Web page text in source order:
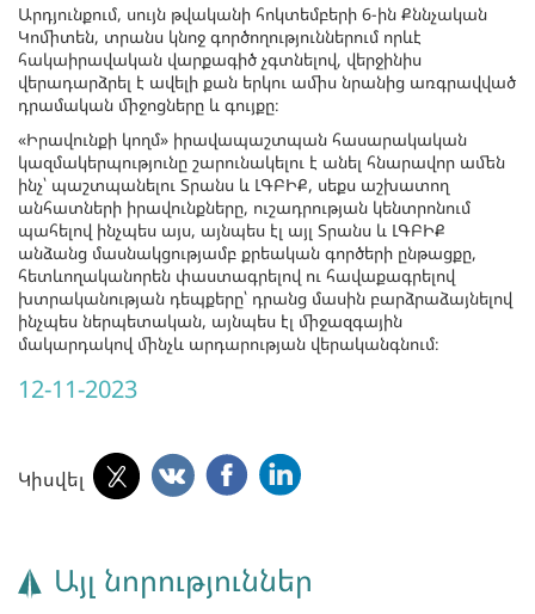
Արդյունքում, սույն թվականի հոկտեմբերի 6-ին Քննչական
Կոմիտեն, տրանս կնոջ գործողություններում որևէ
հակաիրավական վարքագիծ չգտնելով, վերջինիս
վերադարձրել է ավելի քան երկու ամիս նրանից առգրավված
դրամական միջոցները և գույքը։
«Իրավունքի կողմ» իրավապաշտպան հասարակական
կազմակերպությունը շարունակելու է անել հնարավոր ամեն
ինչ՝ պաշտպանելու Տրանս և ԼԳԲԻՔ, սեքս աշխատող
անհատների իրավունքները, ուշադրության կենտրոնում
պահելով ինչպես այս, այնպես էլ այլ Տրանս և ԼԳԲԻՔ
անձանց մասնակցությամբ քրեական գործերի ընթացքը,
հետևողականորեն փաստագրելով ու հավաքագրելով
խտրականության դեպքերը՝ դրանց մասին բարձրաձայնելով
ինչպես ներպետական, այնպես էլ միջազգային
մակարդակով մինչև արդարության վերականգնում։
12-11-2023
Կիսվել
Այլ նորություններ